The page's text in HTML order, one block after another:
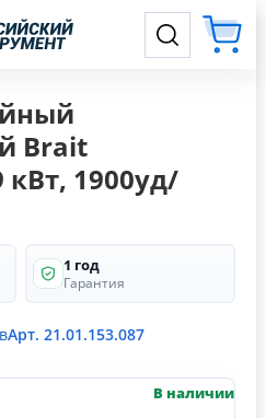
Brait
кВт, 1900уд/
1 год
Гарантия
Арт. 21.01.153.087
В наличии